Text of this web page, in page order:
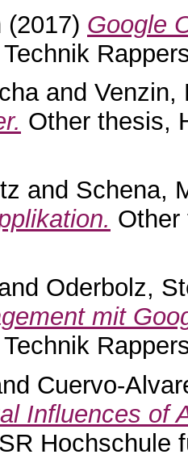
(2017) Google
and Venzin,
Other thesis,
and Schena,
Other
Oderbolz,
mit
Cuervo-
Influences of
Hochschule